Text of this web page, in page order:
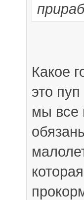
Какое
это
мы все